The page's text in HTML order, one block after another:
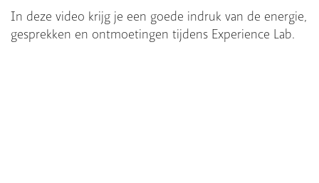
In deze video krijg je een goede indruk van de energie,
gesprekken en ontmoetingen tijdens Experience Lab.